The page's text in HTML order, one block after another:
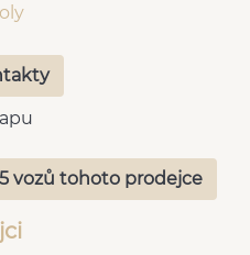
vozů tohoto prodejce